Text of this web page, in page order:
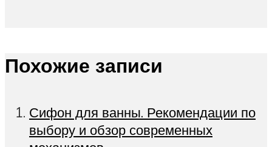
Похожие записи
Сифон для ванны. Рекомендации по
выбору и обзор современных